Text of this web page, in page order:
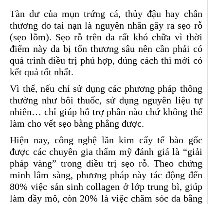
Tàn dư của mụn trứng cá, thủy đậu hay chấn
thương do tai nạn là nguyên nhân gây ra sẹo rỗ
(sẹo lõm). Sẹo rỗ trên da rất khó chữa vì thời
điểm này da bị tổn thương sâu nên cần phải có
quá trình điều trị phú hợp, đúng cách thì mới có
kết quả tốt nhất.
Vì thế, nếu chỉ sử dụng các phương pháp thông
thường như bôi thuốc, sử dụng nguyên liệu tự
nhiên… chỉ giúp hỗ trợ phần nào chứ không thể
làm cho vết sẹo bằng phẳng được.
Hiện nay, công nghệ lăn kim cấy tế bào gốc
được các chuyên gia thẩm mỹ đánh giá là “giải
pháp vàng” trong điều trị sẹo rỗ. Theo chứng
minh lâm sàng, phương pháp này tác động đến
80% việc sản sinh collagen ở lớp trung bì, giúp
làm đầy mô, còn 20% là việc chăm sóc da bằng